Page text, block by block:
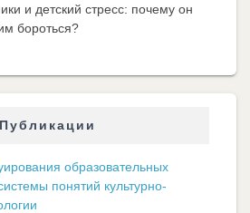
и детский стресс: почему он
бороться?
Публикации
образовательных
понятий культурно-